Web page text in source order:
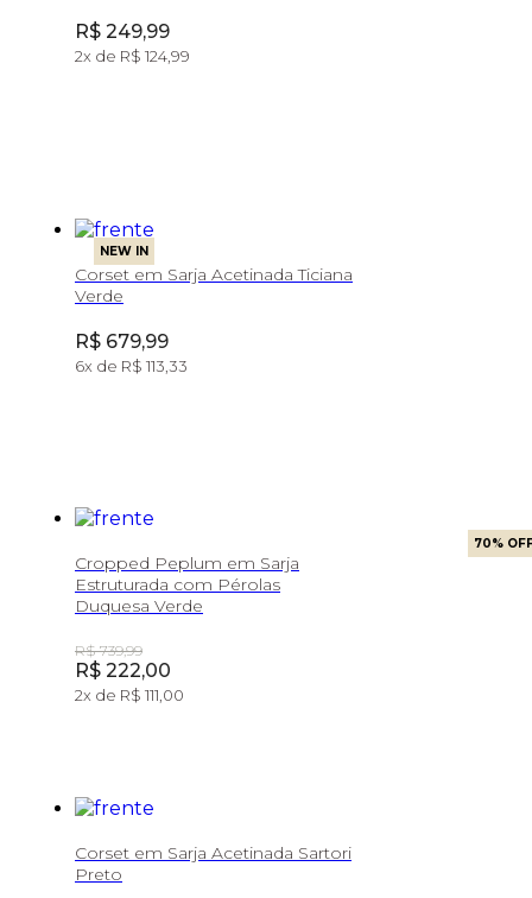
Price:
R$ 249,99
2x de R$ 124,99
NEW IN
Corset em Sarja Acetinada Ticiana
Verde
Price:
R$ 679,99
6x de R$ 113,33
Cropped Peplum em Sarja
Estruturada com Pérolas
Duquesa Verde
70%
Original Price:
R$ 739,99
Price:
R$ 222,00
2x de R$ 111,00
Corset em Sarja Acetinada Sartori
Preto